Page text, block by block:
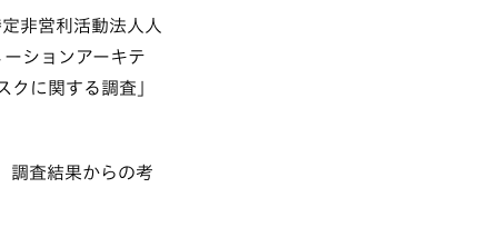
非営利活動法人人
ションアーキテ
に関する調査」
調査結果からの考